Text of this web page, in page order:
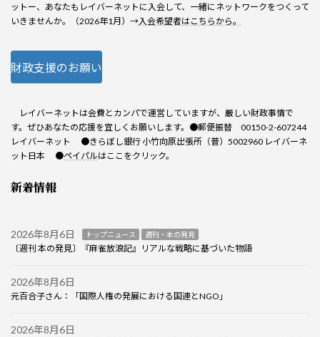
ットー、あなたもレイバーネットに入会して、一緒にネットワークをつくって
いきませんか。（2026年1月）→入会希望者はこちらから。
財政支援のお願い
レイバーネットは会費とカンパで運営していますが、厳しい財政事情で
す。ぜひあなたの応援を宜しくお願いします。●郵便振替 00150-2-607244
レイバーネット ●きらぼし銀行 小竹向原出張所（普）5002960 レイバーネ
ット日本 ●ペイパルはここをクリック。
新着情報
2026年8月6日 トップニュース 週刊・本の発見
〔週刊 本の発見〕『麻雀放浪記』リアルな戦略に基づいた物語
2026年8月6日
元百合子さん：「国際人権の発展における国連とNGO」
2026年8月6日